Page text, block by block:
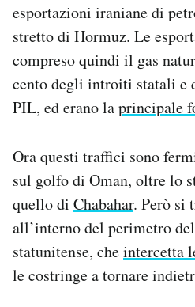
esportazioni iraniane di
stretto di Hormuz. Le
compreso quindi il gas
cento degli introiti statali e
PIL, ed erano laprincipale
Ora questi traffici sono
sul golfo di Oman, oltre lo
quello di Chabahar. Però si
all’interno del perimetro
statunitense, cheintercetta
le costringe a tornare